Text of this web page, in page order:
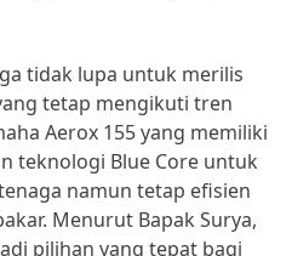
tidak lupa untuk merilis
tetap mengikuti tren
Aerox 155 yang memiliki
teknologi Blue Core untuk
namun tetap efisien
Menurut Bapak Surya,
pilihan yang tepat bagi